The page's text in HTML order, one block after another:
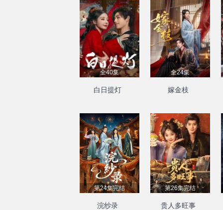
全40集
白日提灯
全24集
嫁金枝
第24集完结
浣纱录
第26集完结
贵人多旺事